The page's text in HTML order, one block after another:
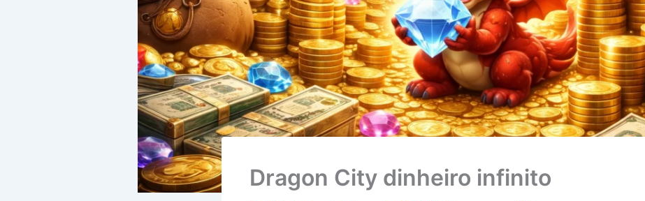
Dragon City dinheiro infinito